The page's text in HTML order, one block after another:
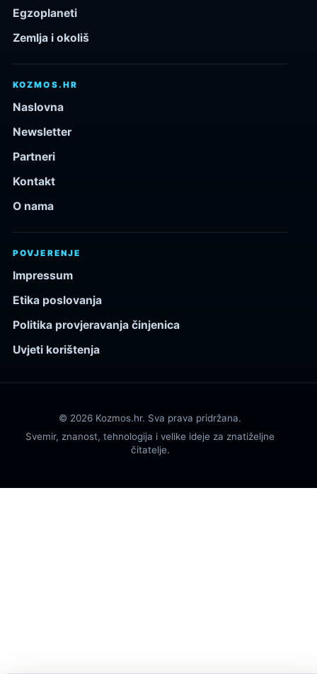
Egzoplaneti
Zemlja i okoliš
KOZMOS.HR
Naslovna
Newsletter
Partneri
Kontakt
O nama
POVJERENJE
Impressum
Etika poslovanja
Politika provjeravanja činjenica
Uvjeti korištenja
© 2026 Kozmos.hr. Sva prava pridržana.
Svemir, znanost, tehnologija i velike ideje za znatiželjne
čitatelje.